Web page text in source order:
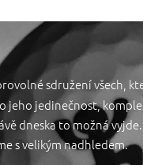
sdružení všech,
jeho jedinečnost,
dneska to možná vyjde.
s velikým nadhledem.